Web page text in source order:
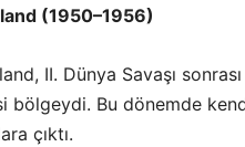
(1950–1956)
II. Dünya Savaşı
bölgeydi. Bu dönemde
çıktı.